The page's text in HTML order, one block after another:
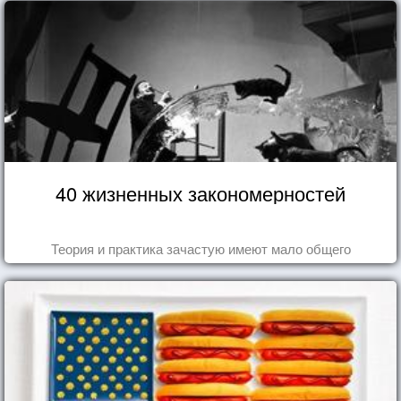
40 жизненных закономерностей
Теория и практика зачастую имеют мало общего